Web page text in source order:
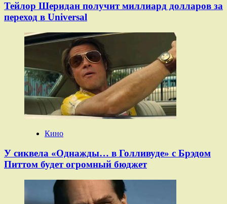
Тейлор Шеридан получит миллиард долларов за
переход в Universal
Кино
У сиквела «Однажды… в Голливуде» с Брэдом
Питтом будет огромный бюджет